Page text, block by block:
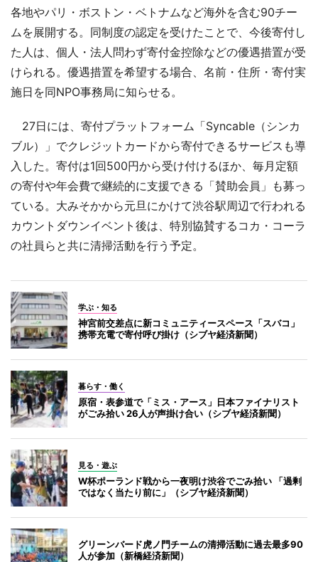
各地やパリ・ボストン・ベトナムなど海外を含む90チー
ムを展開する。同制度の認定を受けたことで、今後寄付し
た人は、個人・法人問わず寄付金控除などの優遇措置が受
けられる。優遇措置を希望する場合、名前・住所・寄付実
施日を同NPO事務局に知らせる。
27日には、寄付プラットフォーム「Syncable（シンカ
ブル）」でクレジットカードから寄付できるサービスも導
入した。寄付は1回500円から受け付けるほか、毎月定額
の寄付や年会費で継続的に支援できる「賛助会員」も募っ
ている。大みそかから元旦にかけて渋谷駅周辺で行われる
カウントダウンイベント後は、特別協賛するコカ・コーラ
の社員らと共に清掃活動を行う予定。
学ぶ・知る
神宮前交差点に新コミュニティースペース「スバコ」
携帯充電で寄付呼び掛け（シブヤ経済新聞）
暮らす・働く
原宿・表参道で「ミス・アース」日本ファイナリスト
がごみ拾い 26人が声掛け合い（シブヤ経済新聞）
見る・遊ぶ
W杯ポーランド戦から一夜明け渋谷でごみ拾い 「過剰
ではなく当たり前に」（シブヤ経済新聞）
グリーンバード虎ノ門チームの清掃活動に過去最多90
人が参加（新橋経済新聞）